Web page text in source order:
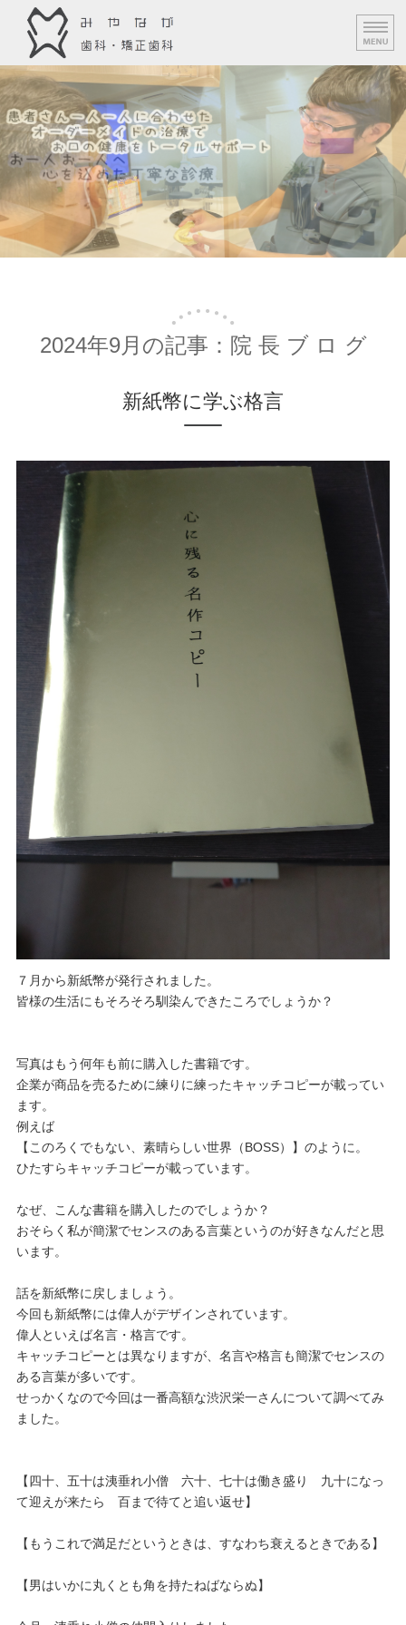
みやなが歯科・矯正歯科｜守口
みや
ホーム
診 療 案 内
料 金 表
スタッフ 紹 介
ア ク セ ス
2024年9月の記事：院 長 ブ ロ グ
新紙幣に学ぶ格言
７月から新紙幣が発行されました。
皆様の生活にもそろそろ馴染んできたころでしょうか？
写真はもう何年も前に購入した書籍です。
企業が商品を売るために練りに練ったキャッチコピーが載ってい
ます。
例えば
【このろくでもない、素晴らしい世界（BOSS）】のように。
ひたすらキャッチコピーが載っています。
なぜ、こんな書籍を購入したのでしょうか？
おそらく私が簡潔でセンスのある言葉というのが好きなんだと思
います。
話を新紙幣に戻しましょう。
今回も新紙幣には偉人がデザインされています。
偉人といえば名言・格言です。
キャッチコピーとは異なりますが、名言や格言も簡潔でセンスの
ある言葉が多いです。
せっかくなので今回は一番高額な渋沢栄一さんについて調べてみ
ました。
【四十、五十は洟垂れ小僧 六十、七十は働き盛り 九十になっ
て迎えが来たら 百まで待てと追い返せ】
【もうこれで満足だというときは、すなわち衰えるときである】
【男はいかに丸くとも角を持たねばならぬ】